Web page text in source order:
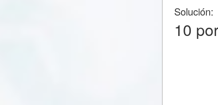
Solución:
10